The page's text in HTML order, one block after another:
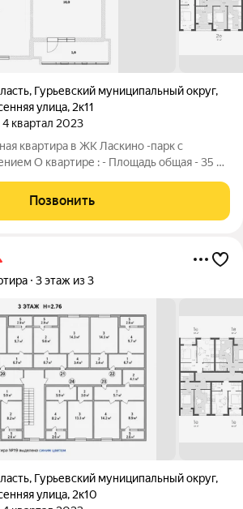
, Гурьевский муниципальный округ,
улица, 2к11
4 квартал 2023
квартира в ЖК Ласкино -парк с
О квартире : - Площадь общая - 35 м
комната и кухня гостиная, удобно для
Позвонить
3 этаж из 3
, Гурьевский муниципальный округ,
улица, 2к10